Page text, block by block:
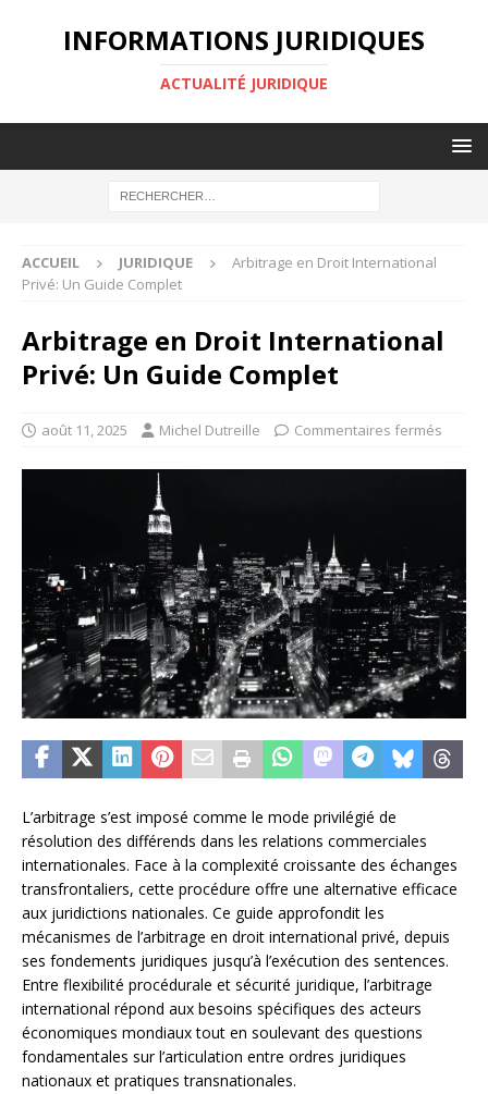
INFORMATIONS JURIDIQUES
ACTUALITÉ JURIDIQUE
ACCUEIL JURIDIQUE
Arbitrage en Droit International
Privé: Un Guide Complet
Arbitrage en Droit International
Privé: Un Guide Complet
août 11, 2025 Michel Dutreille Commentaires fermés
L’arbitrage s’est imposé comme le mode privilégié de
résolution des différends dans les relations commerciales
internationales. Face à la complexité croissante des échanges
transfrontaliers, cette procédure offre une alternative efficace
aux juridictions nationales. Ce guide approfondit les
mécanismes de l’arbitrage en droit international privé, depuis
ses fondements juridiques jusqu’à l’exécution des sentences.
Entre flexibilité procédurale et sécurité juridique, l’arbitrage
international répond aux besoins spécifiques des acteurs
économiques mondiaux tout en soulevant des questions
fondamentales sur l’articulation entre ordres juridiques
nationaux et pratiques transnationales.